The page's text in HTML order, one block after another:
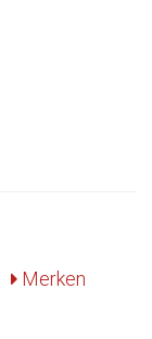
Merken